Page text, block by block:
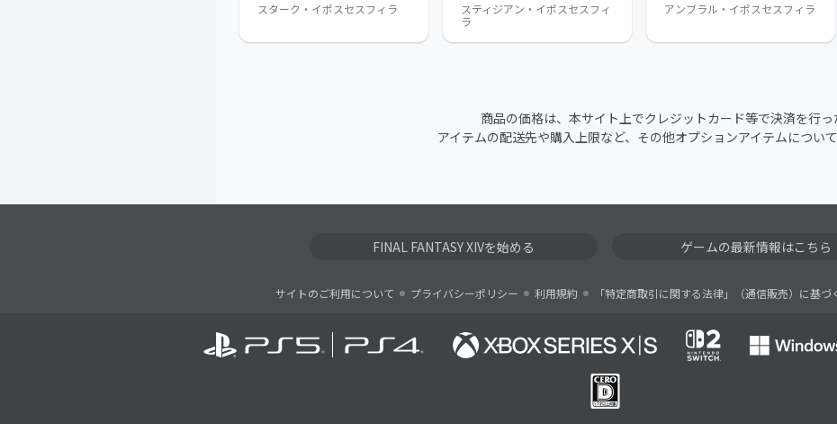
スターク・イポスセスフィラ
スティジアン・イポスセスフィ
ラ
アンブラル・イポスセスフィラ
商品の価格は、本サイト上でクレジットカード等で決済を行っ
アイテムの配送先や購入上限など、その他オプションアイテムについ
FINAL FANTASY XIVを始める ゲームの最新情報はこちら
サイトのご利用について プライバシーポリシー 利用規約 「特定商取引に関する法律」（通信販売）に基づ